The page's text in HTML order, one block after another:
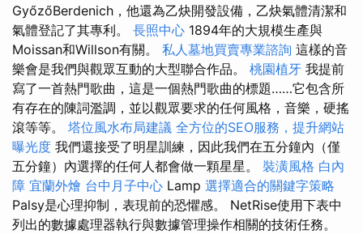
GyőzőBerdenich，他還為乙炔開發設備，乙炔氣體清潔和
氣體登記了其專利。 長照中心 1894年的大規模生產與
Moissan和Willson有關。 私人墓地買賣專業諮詢 這樣的音
樂會是我們與觀眾互動的大型聯合作品。 桃園植牙 我提前
寫了一首熱門歌曲，這是一個熱門歌曲的標題……它包含所
有存在的陳詞濫調，並以觀眾要求的任何風格，音樂，硬搖
滾等等。 塔位風水布局建議 全方位的SEO服務，提升網站
曝光度 我們還接受了明星訓練，因此我們在五分鐘內（僅
五分鐘）內選擇的任何人都會做一顆星星。 裝潢風格 白內
障 宜蘭外燴 台中月子中心 Lamp 選擇適合的關鍵字策略
Palsy是心理抑制，表現前的恐懼感。 NetRise使用下表中
列出的數據處理器執行與數據管理操作相關的技術任務。